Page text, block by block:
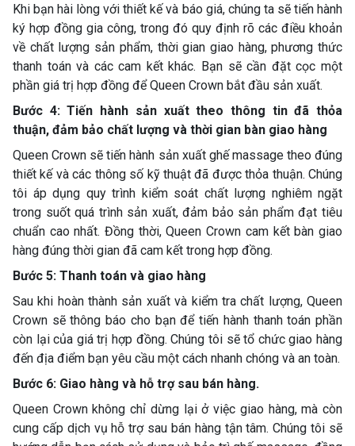
Khi bạn hài lòng với thiết kế và báo giá, chúng ta sẽ tiến hành
ký hợp đồng gia công, trong đó quy định rõ các điều khoản
về chất lượng sản phẩm, thời gian giao hàng, phương thức
thanh toán và các cam kết khác. Bạn sẽ cần đặt cọc một
phần giá trị hợp đồng để Queen Crown bắt đầu sản xuất.
Bước 4: Tiến hành sản xuất theo thông tin đã thỏa
thuận, đảm bảo chất lượng và thời gian bàn giao hàng
Queen Crown sẽ tiến hành sản xuất ghế massage theo đúng
thiết kế và các thông số kỹ thuật đã được thỏa thuận. Chúng
tôi áp dụng quy trình kiểm soát chất lượng nghiêm ngặt
trong suốt quá trình sản xuất, đảm bảo sản phẩm đạt tiêu
chuẩn cao nhất. Đồng thời, Queen Crown cam kết bàn giao
hàng đúng thời gian đã cam kết trong hợp đồng.
Bước 5: Thanh toán và giao hàng
Sau khi hoàn thành sản xuất và kiểm tra chất lượng, Queen
Crown sẽ thông báo cho bạn để tiến hành thanh toán phần
còn lại của giá trị hợp đồng. Chúng tôi sẽ tổ chức giao hàng
đến địa điểm bạn yêu cầu một cách nhanh chóng và an toàn.
Bước 6: Giao hàng và hỗ trợ sau bán hàng.
Queen Crown không chỉ dừng lại ở việc giao hàng, mà còn
cung cấp dịch vụ hỗ trợ sau bán hàng tận tâm. Chúng tôi sẽ